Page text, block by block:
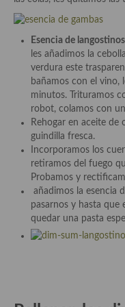
Plato principal
Aves
Carne
Pescado y Marisco
Postres y dulces
Postres con frutas
Quesos, recetas
Salazones y encurtidos
Recetas maridadas con
Esencia de
les añadimos la
verdura este
bañamos con el vino,
minutos. Trituramos
robot, colamos con
Rehogar en aceite de
guindilla fresca.
Incorporamos los
retiramos del fuego
Probamos y
añadimos la esencia
pasarnos y hasta que
quedar una pasta